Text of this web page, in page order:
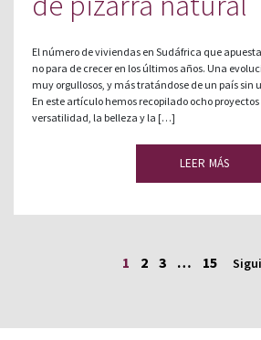
El número de viviendas en Sudáfrica que
no para de crecer en los últimos años. Una
muy orgullosos, y más tratándose de un país
En este artículo hemos recopilado ocho
versatilidad, la belleza y la […]
LEER MÁS
1 2 3 … 15